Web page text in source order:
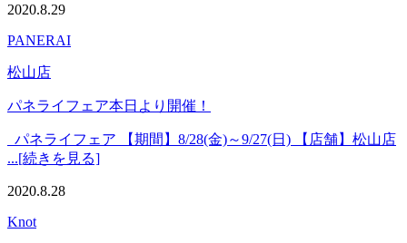
2020.8.29
PANERAI
松山店
パネライフェア本日より開催！
パネライフェア 【期間】8/28(金)～9/27(日) 【店舗】松山店
...[続きを見る]
2020.8.28
Knot